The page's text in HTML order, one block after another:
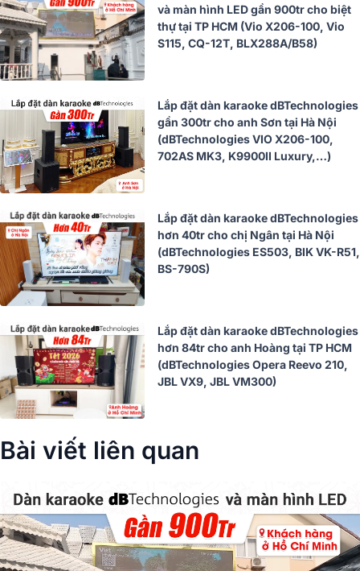
và màn hình LED gần 900tr cho biệt
thự tại TP HCM (Vio X206-100, Vio
S115, CQ-12T, BLX288A/B58)
Lắp đặt dàn karaoke dBTechnologies
gần 300tr cho anh Sơn tại Hà Nội
(dBTechnologies VIO X206-100,
702AS MK3, K9900II Luxury,…)
Lắp đặt dàn karaoke dBTechnologies
hơn 40tr cho chị Ngân tại Hà Nội
(dBTechnologies ES503, BIK VK-R51,
BS-790S)
Lắp đặt dàn karaoke dBTechnologies
hơn 84tr cho anh Hoàng tại TP HCM
(dBTechnologies Opera Reevo 210,
JBL VX9, JBL VM300)
Bài viết liên quan